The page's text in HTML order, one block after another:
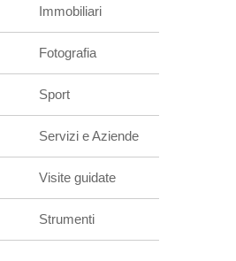
Immobiliari
Fotografia
Sport
Servizi e Aziende
Visite guidate
Strumenti